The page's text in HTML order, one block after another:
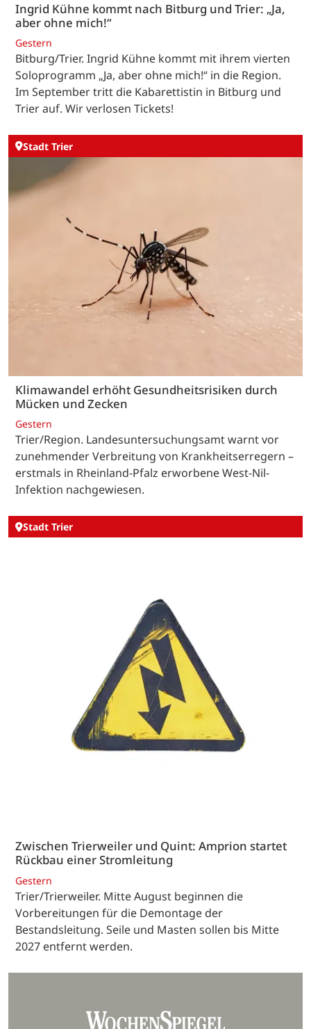
Ingrid Kühne kommt nach Bitburg und Trier: „Ja,
aber ohne mich!“
Gestern
Bitburg/Trier. Ingrid Kühne kommt mit ihrem vierten
Soloprogramm „Ja, aber ohne mich!“ in die Region.
Im September tritt die Kabarettistin in Bitburg und
Trier auf. Wir verlosen Tickets!
Stadt Trier
Klimawandel erhöht Gesundheitsrisiken durch
Mücken und Zecken
Gestern
Trier/Region. Landesuntersuchungsamt warnt vor
zunehmender Verbreitung von Krankheitserregern –
erstmals in Rheinland-Pfalz erworbene West-Nil-
Infektion nachgewiesen.
Stadt Trier
Zwischen Trierweiler und Quint: Amprion startet
Rückbau einer Stromleitung
Gestern
Trier/Trierweiler. Mitte August beginnen die
Vorbereitungen für die Demontage der
Bestandsleitung. Seile und Masten sollen bis Mitte
2027 entfernt werden.